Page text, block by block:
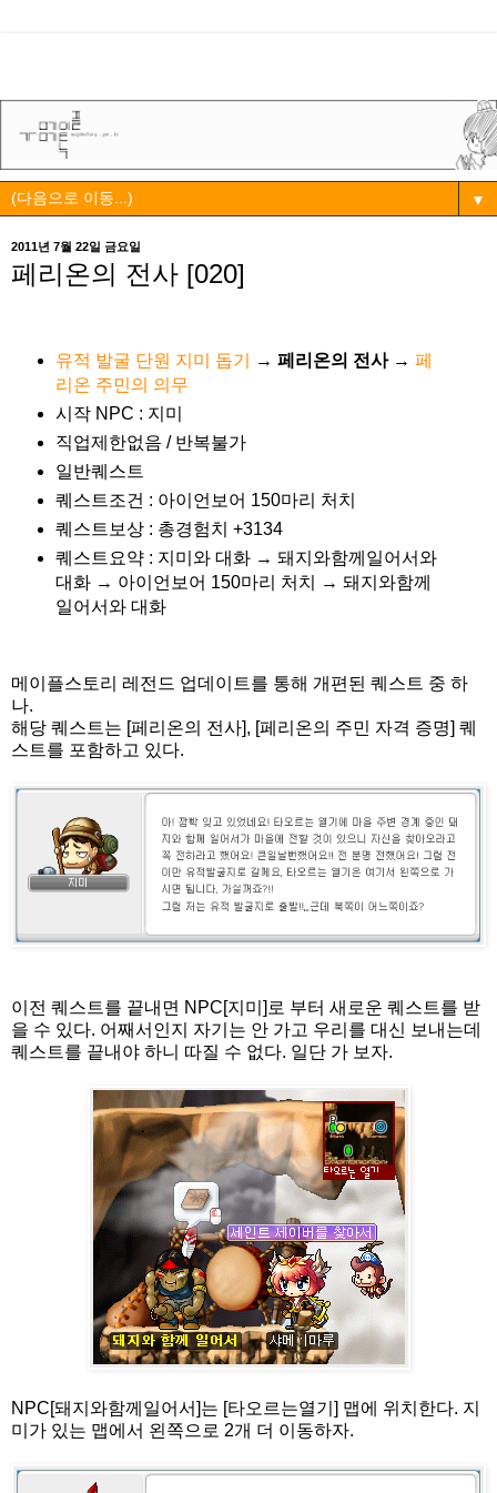
▼
2011년 7월 22일 금요일
페리온의 전사 [020]
유적 발굴 단원 지미 돕기 → 페리온의 전사→ 페
리온 주민의 의무
시작 NPC : 지미
직업제한없음 / 반복불가
일반퀘스트
퀘스트조건 : 아이언보어 150마리 처치
퀘스트보상 : 총경험치 +3134
퀘스트요약 : 지미와 대화 → 돼지와함께일어서와
대화 → 아이언보어 150마리 처치 → 돼지와함께
일어서와 대화
메이플스토리 레전드 업데이트를 통해 개편된 퀘스트 중 하
나.
해당 퀘스트는 [페리온의 전사], [페리온의 주민 자격 증명] 퀘
스트를 포함하고 있다.
이전 퀘스트를 끝내면 NPC[지미]로 부터 새로운 퀘스트를 받
을 수 있다. 어째서인지 자기는 안 가고 우리를 대신 보내는데
퀘스트를 끝내야 하니 따질 수 없다. 일단 가 보자.
NPC[돼지와함께일어서]는 [타오르는열기] 맵에 위치한다. 지
미가 있는 맵에서 왼쪽으로 2개 더 이동하자.